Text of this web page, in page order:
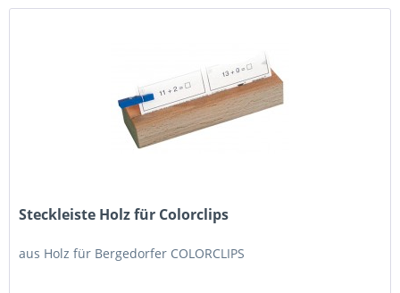
Steckleiste Holz für Colorclips
aus Holz für Bergedorfer COLORCLIPS